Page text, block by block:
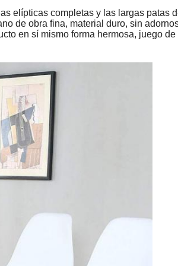
elípticas completas y las largas
de obra fina, material duro, sin
en sí mismo forma hermosa, juego